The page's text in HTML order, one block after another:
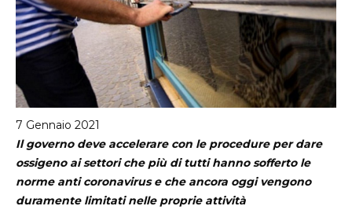
7 Gennaio 2021
Il governo deve accelerare con le procedure per dare
ossigeno ai settori che più di tutti hanno sofferto le
norme anti coronavirus e che ancora oggi vengono
duramente limitati nelle proprie attività